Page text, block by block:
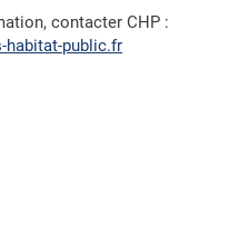
contacter CHP :
habitat-public.fr